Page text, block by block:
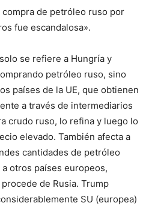
compra de petróleo ruso por
fue escandalosa».
se refiere a Hungría y
petróleo ruso, sino
países de la UE, que obtienen
a través de intermediarios
crudo ruso, lo refina y luego lo
elevado. También afecta a
cantidades de petróleo
otros países europeos,
de Rusia. Trump
SU (europea)